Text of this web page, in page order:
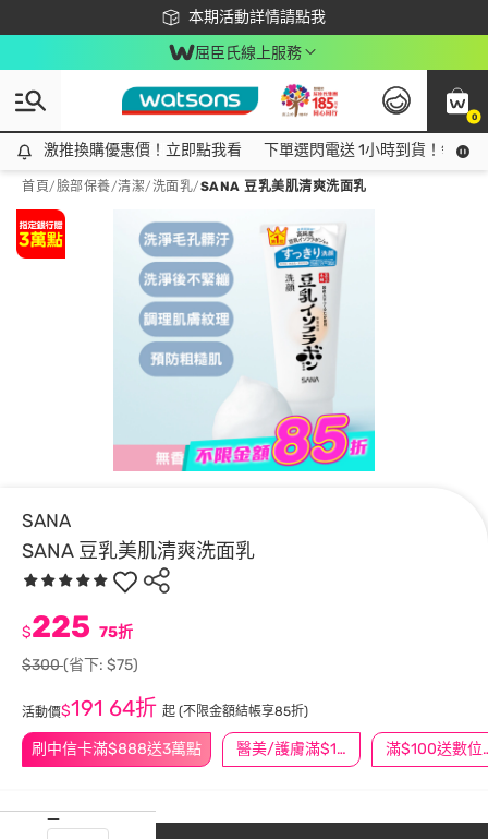
本期活動詳情請點我
下載app最高回饋$350
屈臣氏線上服務
0
激推換購優惠價！立即點我看
激推換購優惠價！立即點我看 下單選閃電送 1小時到貨！領神
首頁/臉部保養/清潔/洗面乳/SANA 豆乳美肌清爽洗面乳
SANA
SANA 豆乳美肌清爽洗面乳
刷中信卡滿$888送3萬點 醫美/護膚滿$1200送$200 滿
$225 75折
$300(省下: $75)
活動價$191 64折 起 (不限金額結帳享85折)